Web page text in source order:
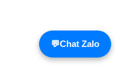
💬Chat Zalo